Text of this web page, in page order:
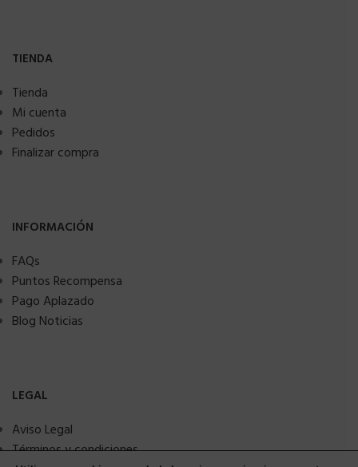
TIENDA
Tienda
Mi cuenta
Pedidos
Finalizar compra
INFORMACIÓN
FAQs
Puntos Recompensa
Pago Aplazado
Blog Noticias
LEGAL
Aviso Legal
Términos y condiciones